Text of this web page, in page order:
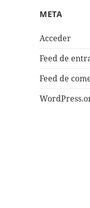
META
Acceder
Feed de
Feed de